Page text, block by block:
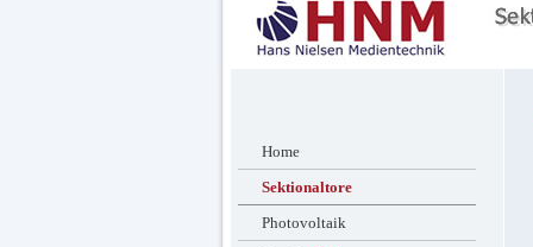
Home
Sektionaltore
Photovoltaik